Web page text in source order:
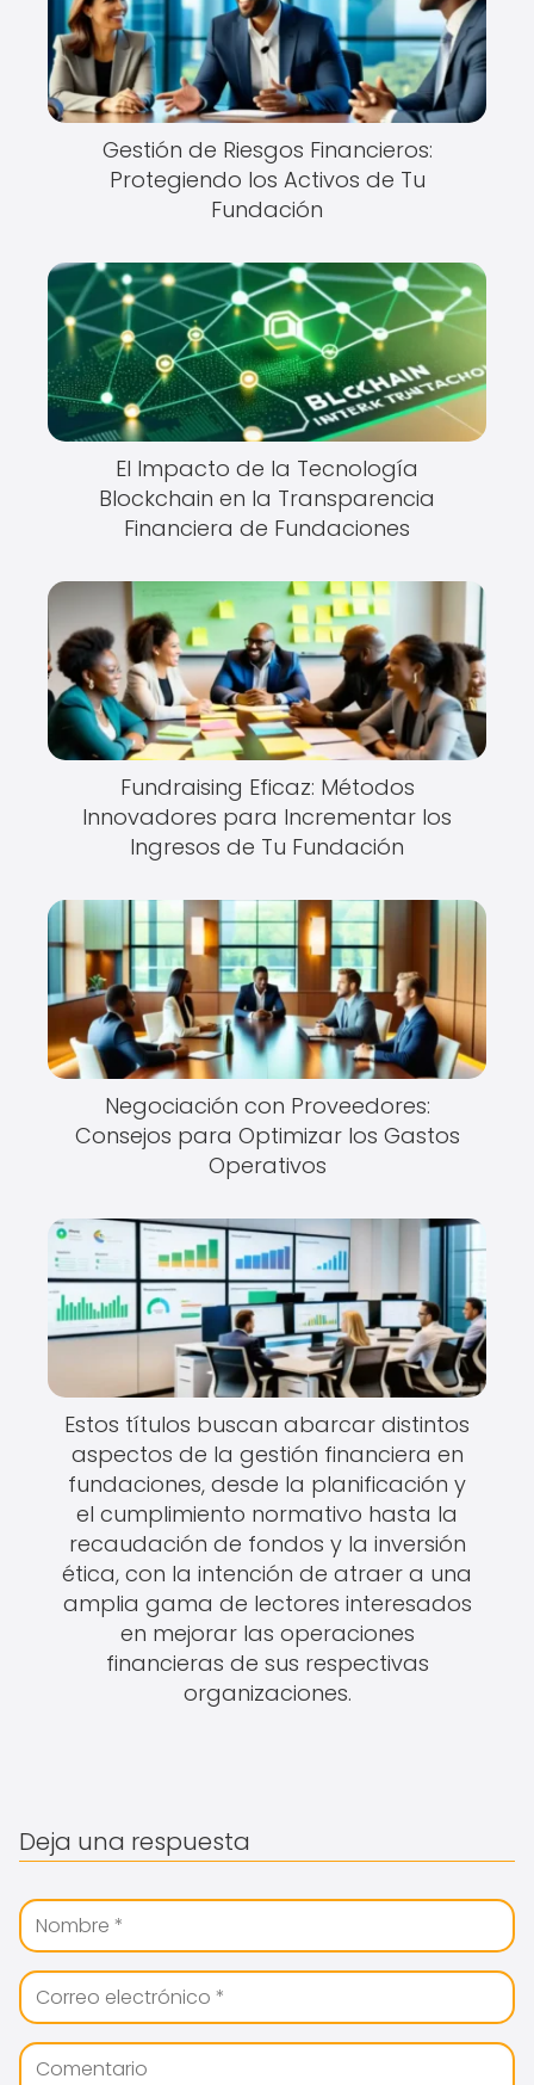
Gestión de Riesgos Financieros:
Protegiendo los Activos de Tu
Fundación
El Impacto de la Tecnología
Blockchain en la Transparencia
Financiera de Fundaciones
Fundraising Eficaz: Métodos
Innovadores para Incrementar los
Ingresos de Tu Fundación
Negociación con Proveedores:
Consejos para Optimizar los Gastos
Operativos
Estos títulos buscan abarcar distintos
aspectos de la gestión financiera en
fundaciones, desde la planificación y
el cumplimiento normativo hasta la
recaudación de fondos y la inversión
ética, con la intención de atraer a una
amplia gama de lectores interesados
en mejorar las operaciones
financieras de sus respectivas
organizaciones.
Deja una respuesta